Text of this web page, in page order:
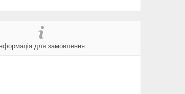
для замовлення